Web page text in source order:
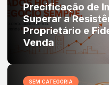
Precificação de
Superar a
Proprietário e
Venda
SEM CATEGORIA